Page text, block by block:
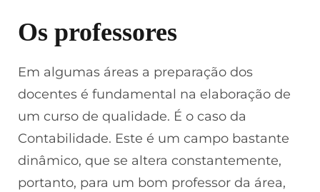
Os professores
Em algumas áreas a preparação dos
docentes é fundamental na elaboração de
um curso de qualidade. É o caso da
Contabilidade. Este é um campo bastante
dinâmico, que se altera constantemente,
portanto, para um bom professor da área,